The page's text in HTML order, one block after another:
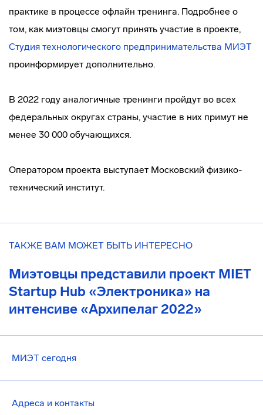
практике в процессе офлайн тренинга. Подробнее о
том, как миэтовцы смогут принять участие в проекте,
Студия технологического предпринимательства МИЭТ
проинформирует дополнительно.
В 2022 году аналогичные тренинги пройдут во всех
федеральных округах страны, участие в них примут не
менее 30 000 обучающихся.
Оператором проекта выступает Московский физико-
технический институт.
ТАКЖЕ ВАМ МОЖЕТ БЫТЬ ИНТЕРЕСНО
Миэтовцы представили проект MIET
Startup Hub «Электроника» на
интенсиве «Архипелаг 2022»
МИЭТ сегодня
Адреса и контакты